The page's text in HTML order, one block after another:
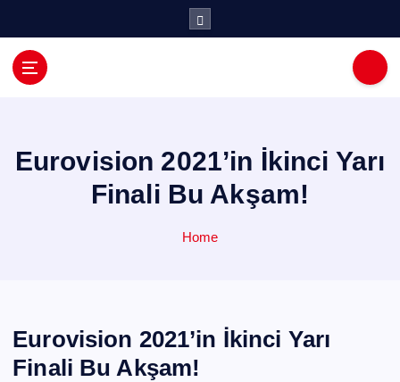
Eurovision 2021’in İkinci Yarı
Finali Bu Akşam!
Home
Eurovision 2021’in İkinci Yarı
Finali Bu Akşam!